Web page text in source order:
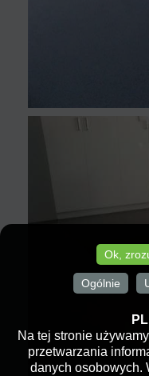
Na tej stronie
przetwarzania
danych osobowych.
Ok,
Ogólnie